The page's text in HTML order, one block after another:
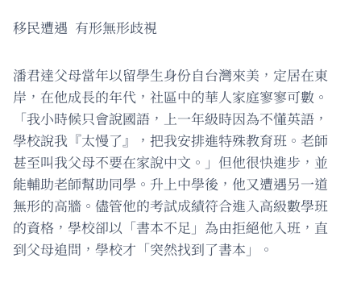
移民遭遇 有形無形歧視
潘君達父母當年以留學生身份自台灣來美，定居在東
岸，在他成長的年代，社區中的華人家庭寥寥可數。
「我小時候只會說國語，上一年級時因為不懂英語，
學校說我『太慢了』，把我安排進特殊教育班。老師
甚至叫我父母不要在家說中文。」但他很快進步，並
能輔助老師幫助同學。升上中學後，他又遭遇另一道
無形的高牆。儘管他的考試成績符合進入高級數學班
的資格，學校卻以「書本不足」為由拒絕他入班，直
到父母追問，學校才「突然找到了書本」。